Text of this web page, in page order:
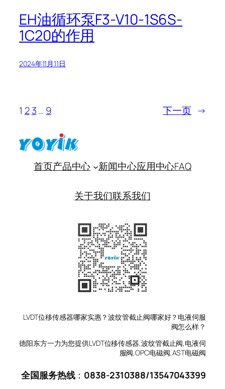
EH油循环泵F3-V10-1S6S-
1C20的作用
2024年11月11日
1 2 3… 9 下一页 →
首页产品中心 新闻中心应用中心FAQ
关于我们联系我们
LVDT位移传感器哪家实惠？波纹管截止阀哪家好？电液伺服
阀怎么样？
德阳东方一力为您提供LVDT位移传感器,波纹管截止阀,电液伺
服阀,OPC电磁阀,AST电磁阀
全国服务热线： 0838-2310388/13547043399